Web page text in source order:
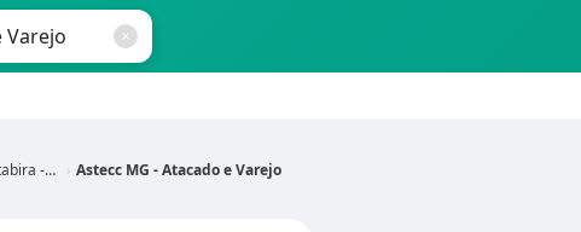
- MG Astecc MG - Atacado e Varejo